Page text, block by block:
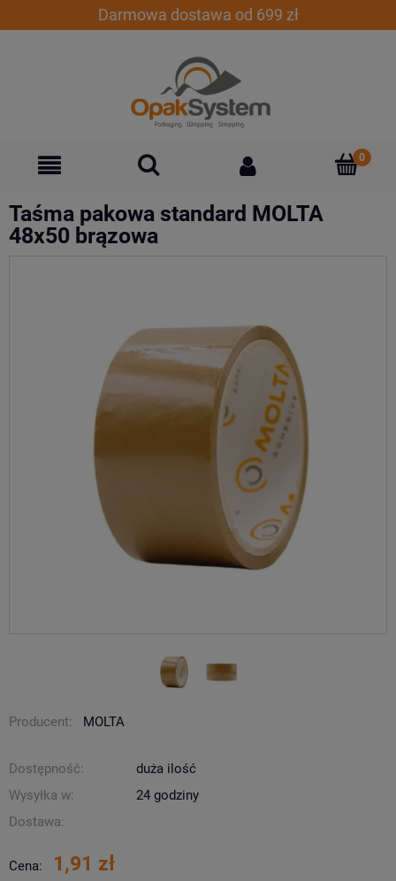
Darmowa dostawa od 699 zł
Taśma pakowa standard MOLTA
48x50 brązowa
Producent: MOLTA
Dostępność:
duża ilość
Wysyłka w:
24 godziny
Dostawa:
Cena: 1,91 zł